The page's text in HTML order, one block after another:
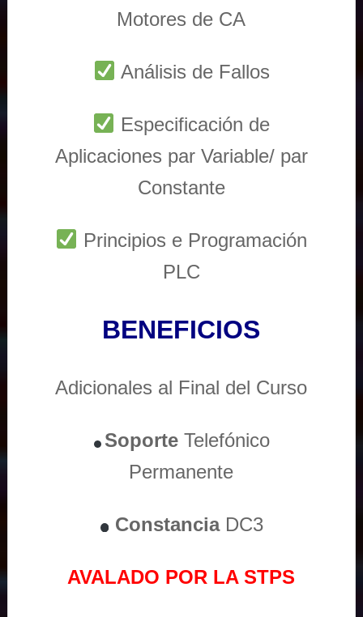
Motores de CA
Análisis de Fallos
Especificación de
Aplicaciones par Variable/ par
Constante
Principios e Programación
PLC
BENEFICIOS
Adicionales al Final del Curso
Soporte Telefónico
Permanente
ConstanciaDC3
AVALADO POR LA STPS